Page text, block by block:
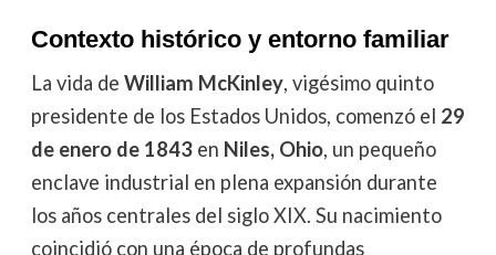
Contexto histórico y entorno familiar
La vida de William McKinley, vigésimo quinto
presidente de los Estados Unidos, comenzó el 29
de enero de 1843en Niles, Ohio, un pequeño
enclave industrial en plena expansión durante
los años centrales del siglo XIX. Su nacimiento
coincidió con una época de profundas